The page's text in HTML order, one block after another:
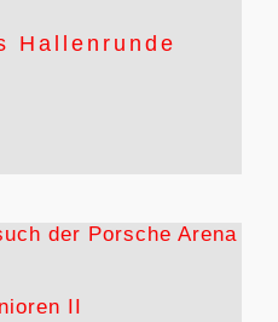
Hallenrunde
II